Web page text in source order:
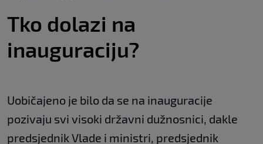
Tko dolazi na
inauguraciju?
Uobičajeno je bilo da se na inauguracije
pozivaju svi visoki državni dužnosnici, dakle
predsjednik Vlade i ministri, predsjednik